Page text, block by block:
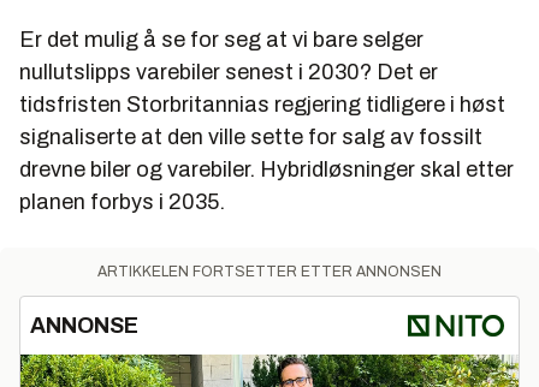
Er det mulig å se for seg at vi bare selger
nullutslipps varebiler senest i 2030? Det er
tidsfristen Storbritannias regjering tidligere i høst
signaliserte at den ville sette for salg av fossilt
drevne biler og varebiler. Hybridløsninger skal etter
planen forbys i 2035.
ARTIKKELEN FORTSETTER ETTER ANNONSEN
ANNONSE